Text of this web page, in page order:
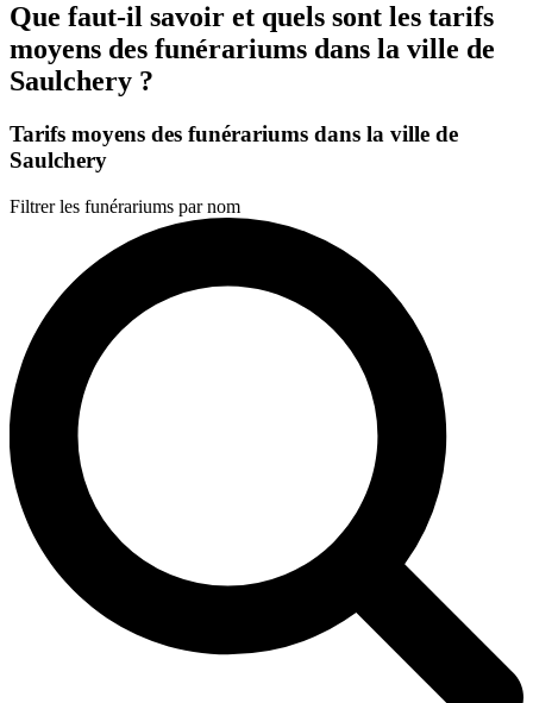
Que faut-il savoir et quels sont les tarifs
moyens des funérariums dans la ville de
Saulchery ?
Tarifs moyens des funérariums dans la ville de
Saulchery
Filtrer les funérariums par nom